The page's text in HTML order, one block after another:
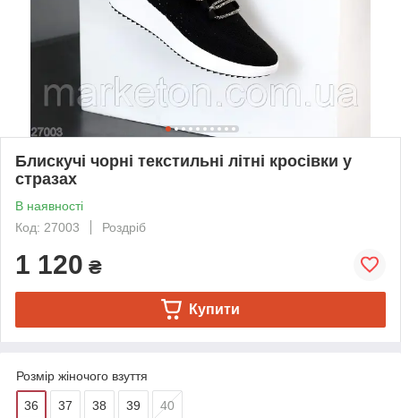
Блискучі чорні текстильні літні кросівки у
стразах
В наявності
Код: 27003
Роздріб
1 120 ₴
Купити
Розмір жіночого взуття
36 37 38 39 40